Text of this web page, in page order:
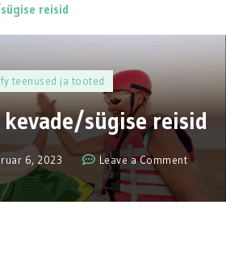
reisid
teenused ja tooted
sügise reisid
6, 2023 Leave a Commenton